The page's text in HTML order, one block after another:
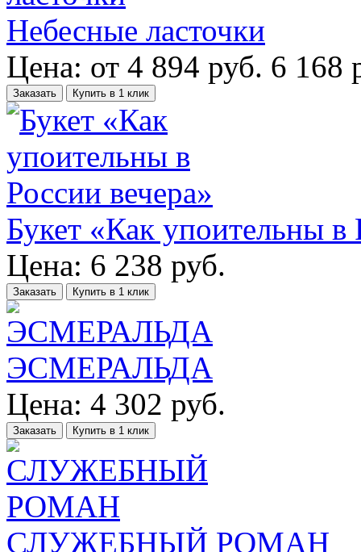
Небесные ласточки
Цена: от 4 894 руб. 6 168
Заказать Купить в 1 клик
Букет «Как упоительны в
Цена: 6 238 руб.
Заказать Купить в 1 клик
ЭСМЕРАЛЬДА
Цена: 4 302 руб.
Заказать Купить в 1 клик
СЛУЖЕБНЫЙ РОМАН